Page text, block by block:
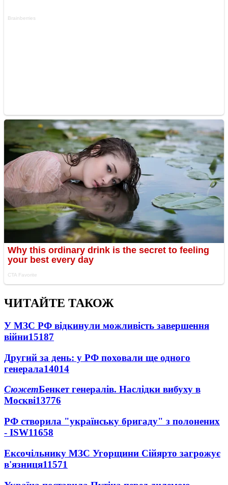
ЧИТАЙТЕ ТАКОЖ
У МЗС РФ відкинули можливість завершення
війни15187
Другий за день: у РФ поховали ще одного
генерала14014
СюжетБенкет генералів. Наслідки вибуху в
Москві13776
РФ створила "українську бригаду" з полонених
- ISW11658
Ексочільнику МЗС Угорщини Сійярто загрожує
в'язниця11571